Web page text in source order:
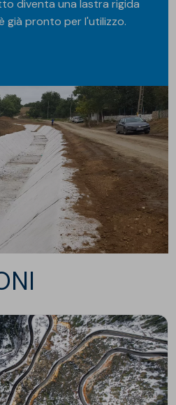
diventa una lastra rigida
già pronto per l'utilizzo.